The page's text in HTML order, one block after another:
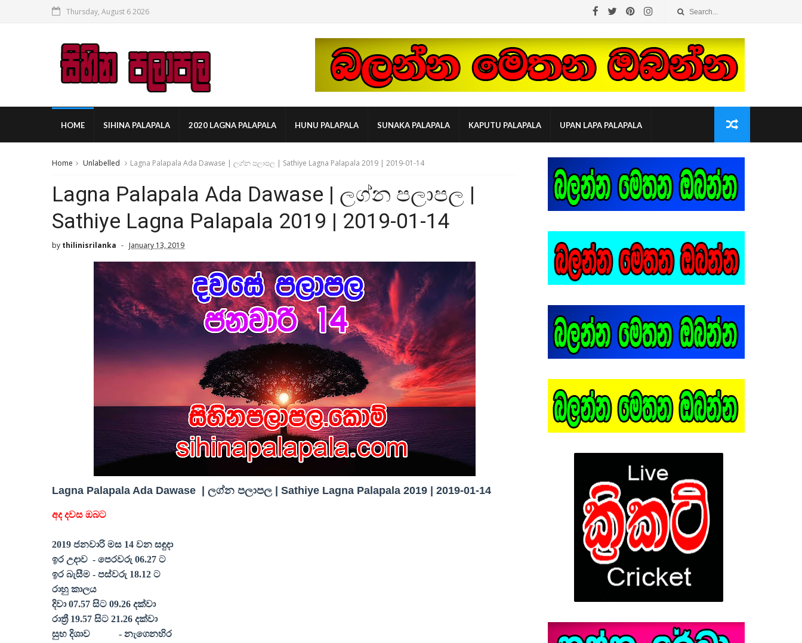
Thursday, August 6 2026
HOME SIHINA PALAPALA 2020 LAGNA PALAPALA HUNU PALAPALA SUNAKA PALAPALA KAPUTU PALAPALA UPAN LAPA PALAPALA
Home Unlabelled Lagna Palapala Ada Dawase | ලග්න පලාපල | Sathiye Lagna Palapala 2019 | 2019-01-14
Lagna Palapala Ada Dawase | ලග්න පලාපල |
Sathiye Lagna Palapala 2019 | 2019-01-14
by thilinisrilanka January 13, 2019
Lagna Palapala Ada Dawase | ලග්න පලාපල | Sathiye Lagna Palapala 2019 | 2019-01-14
අද දවස ඔබට
2019 ජනවාරි මස 14 වන සඳුදා
ඉර උදාව - පෙරවරු 06.27 ට
ඉර බැසීම - පස්වරු 18.12 ට
රාහු කාලය
දිවා07.57 සිට 09.26 දක්වා
රාත්‍රී 19.57 සිට 21.26 දක්වා
සුභ දිශාව
- නැගෙනහිර